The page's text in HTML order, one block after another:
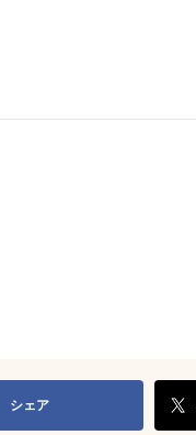
シェア